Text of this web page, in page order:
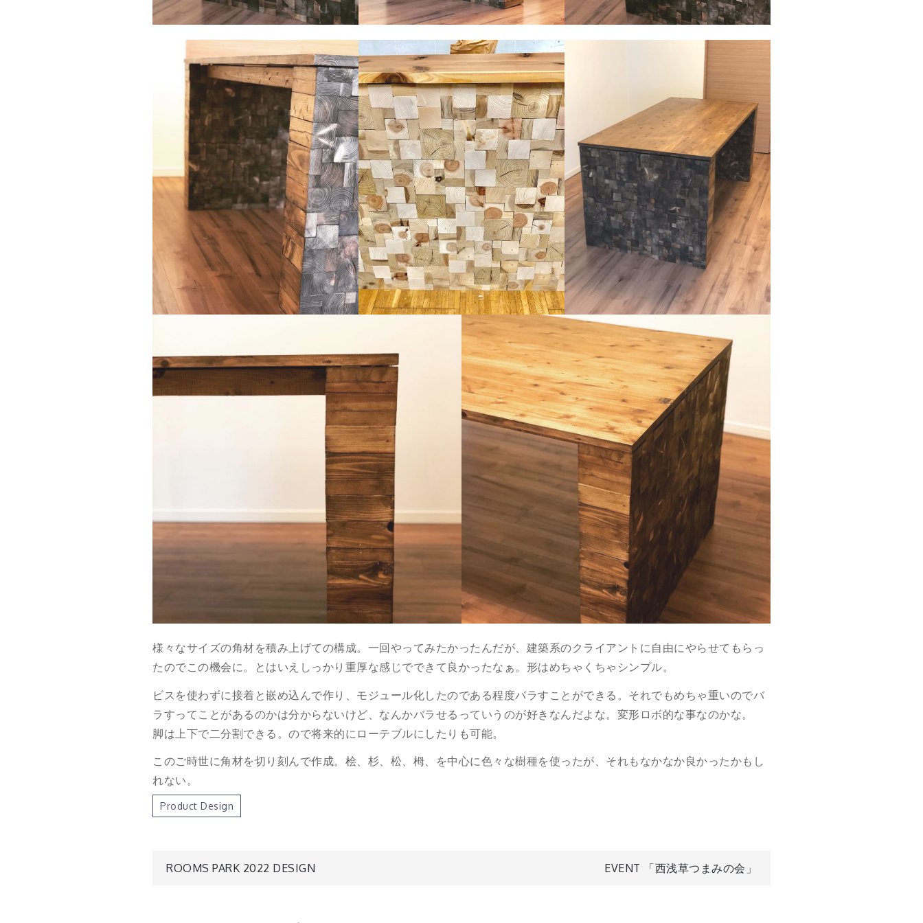
様々なサイズの角材を積み上げての構成。一回やってみたかったんだが、建築系のクライアントに自由にやらせてもらっ
たのでこの機会に。とはいえしっかり重厚な感じでできて良かったなぁ。形はめちゃくちゃシンプル。
ビスを使わずに接着と嵌め込んで作り、モジュール化したのである程度バラすことができる。それでもめちゃ重いのでバ
ラすってことがあるのかは分からないけど、なんかバラせるっていうのが好きなんだよな。変形ロボ的な事なのかな。
脚は上下で二分割できる。ので将来的にローテブルにしたりも可能。
このご時世に角材を切り刻んで作成。桧、杉、松、栂、を中心に色々な樹種を使ったが、それもなかなか良かったかもし
れない。
Product Design
投
ROOMS PARK 2022 DESIGN EVENT 「西浅草つまみの会」